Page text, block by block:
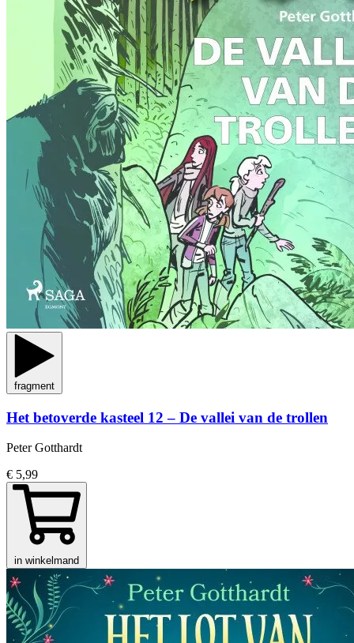
fragment
Het betoverde kasteel 12 – De vallei van de trollen
Peter Gotthardt
€ 5,99
in winkelmand